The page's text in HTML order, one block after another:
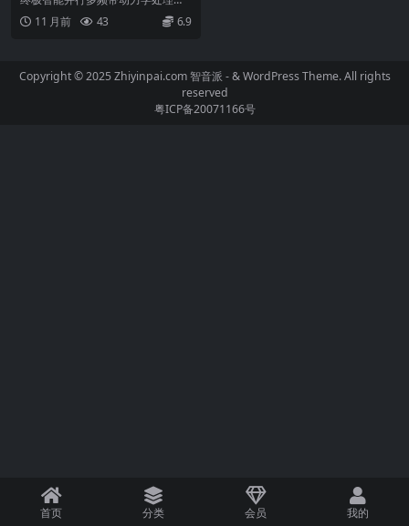
无与伦比的动力控制 DyOne从头开
始设计，可在...
11 月前 43 6.9
Copyright © 2025 Zhiyinpai.com智音派 - & WordPress Theme. All rights
reserved
粤ICP备20071166号
首页 分类 会员 我的